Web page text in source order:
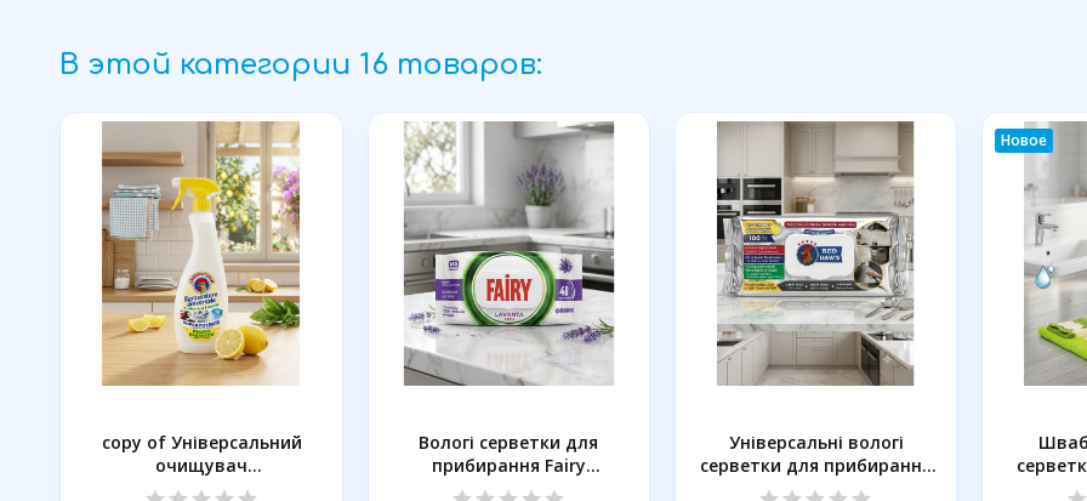
В этой категории 16 товаров:
copy of Універсальний
очищувач
плямовивідник...
Вологі серветки для
прибирання Fairy
Лаванда,...
Універсальні вологі
серветки для прибирання
Red...
Новое